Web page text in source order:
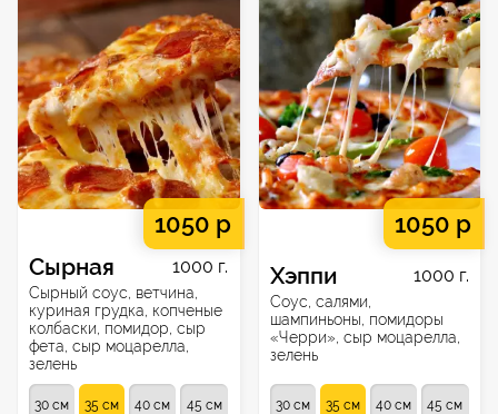
1050 р
Сырная 1000 г.
Сырный соус, ветчина,
куриная грудка, копченые
колбаски, помидор, сыр
фета, сыр моцарелла,
зелень
30 см 35 см 40 см 45 см
1050 р
Хэппи 1000 г.
Соус, салями,
шампиньоны, помидоры
«Черри», сыр моцарелла,
зелень
30 см 35 см 40 см 45 см